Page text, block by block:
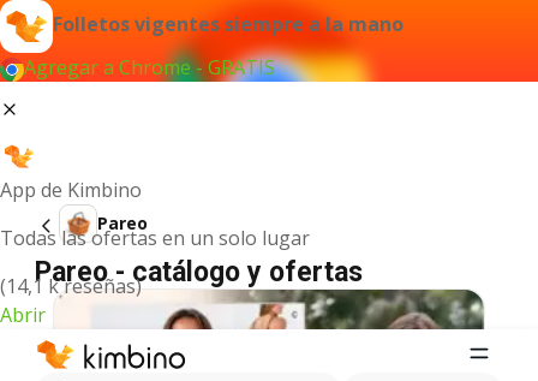
Folletos vigentes siempre a la mano
Agregar a Chrome - GRATIS
App de Kimbino
Todas las ofertas en un solo lugar
(14,1 k reseñas)
Abrir
Pareo
Pareo - catálogo y ofertas